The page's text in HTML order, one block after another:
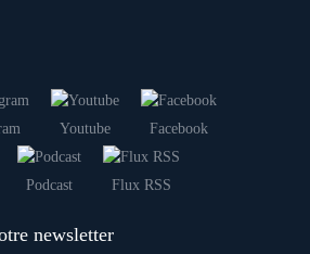
Youtube Facebook
Podcast Flux RSS
newsletter